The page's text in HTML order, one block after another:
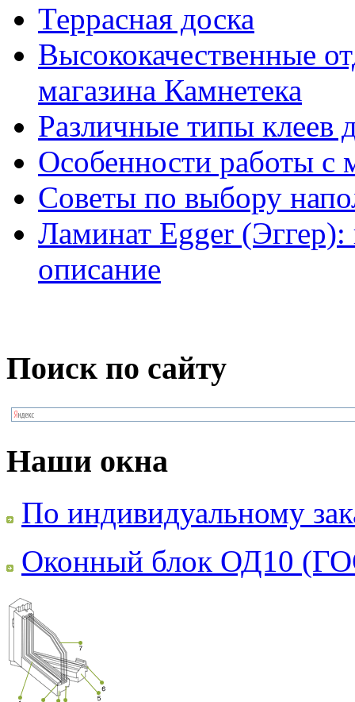
Террасная доска
Высококачественные
магазина Камнетека
Различные типы клеев
Особенности работы с
Советы по выбору
Ламинат Egger
описание
Поиск по сайту
Наши окна
По индивидуальному
Оконный блок ОД10